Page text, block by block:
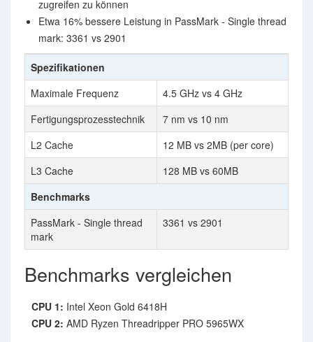
zugreifen zu können
Etwa 16% bessere Leistung in PassMark - Single thread
mark: 3361 vs 2901
Spezifikationen
Maximale Frequenz
4.5 GHz vs 4 GHz
Fertigungsprozesstechnik
7 nm vs 10 nm
L2 Cache
12 MB vs 2MB (per core)
L3 Cache
128 MB vs 60MB
Benchmarks
PassMark - Single thread
mark
3361 vs 2901
Benchmarks vergleichen
CPU 1: Intel Xeon Gold 6418H
CPU 2: AMD Ryzen Threadripper PRO 5965WX